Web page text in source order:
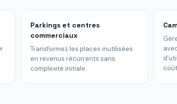
Parkings et centres
commerciaux
Transformez les places inutilisées
en revenus récurrents sans
complexité initiale.